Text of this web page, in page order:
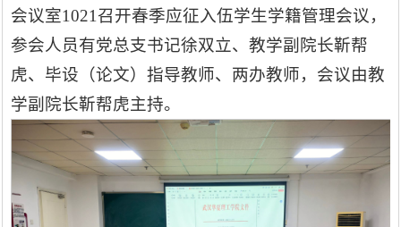
会议室1021召开春季应征入伍学生学籍管理会议，
参会人员有党总支书记徐双立、教学副院长靳帮
虎、 毕设（论文）指导教师、两办教师，会议由教
学副院长靳帮虎主持。